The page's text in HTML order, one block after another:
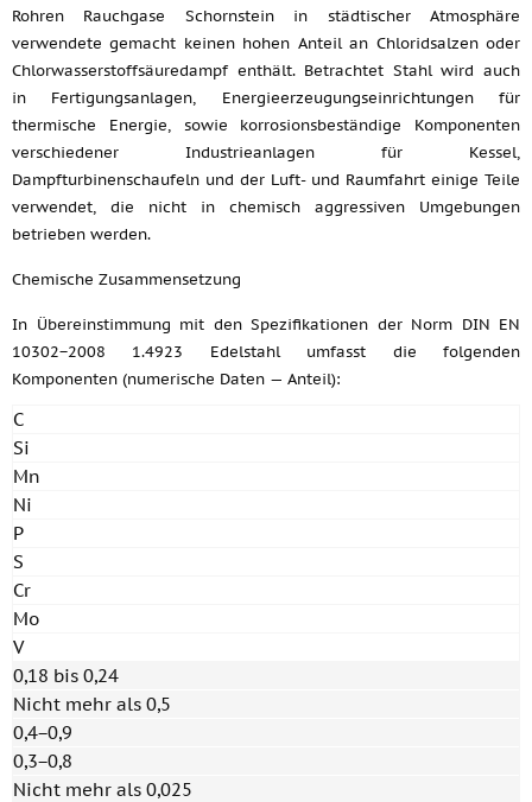
Rohren Rauchgase Schornstein in städtischer Atmosphäre
verwendete gemacht keinen hohen Anteil an Chloridsalzen oder
Chlorwasserstoffsäuredampf enthält. Betrachtet Stahl wird auch
in Fertigungsanlagen, Energieerzeugungseinrichtungen für
thermische Energie, sowie korrosionsbeständige Komponenten
verschiedener Industrieanlagen für Kessel,
Dampfturbinenschaufeln und der Luft- und Raumfahrt einige Teile
verwendet, die nicht in chemisch aggressiven Umgebungen
betrieben werden.
Chemische Zusammensetzung
In Übereinstimmung mit den Spezifikationen der Norm DIN EN
10302−2008 1.4923 Edelstahl umfasst die folgenden
Komponenten (numerische Daten — Anteil):
C
Si
Mn
Ni
P
S
Cr
Mo
V
0,18 bis 0,24
Nicht mehr als 0,5
0,4−0,9
0,3−0,8
Nicht mehr als 0,025